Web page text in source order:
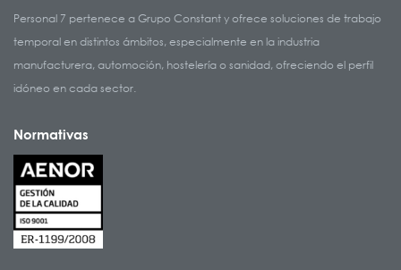
Personal 7 pertenece a Grupo Constant y ofrece soluciones de trabajo
temporal en distintos ámbitos, especialmente en la industria
manufacturera, automoción, hostelería o sanidad, ofreciendo el perfil
idóneo en cada sector.
Normativas